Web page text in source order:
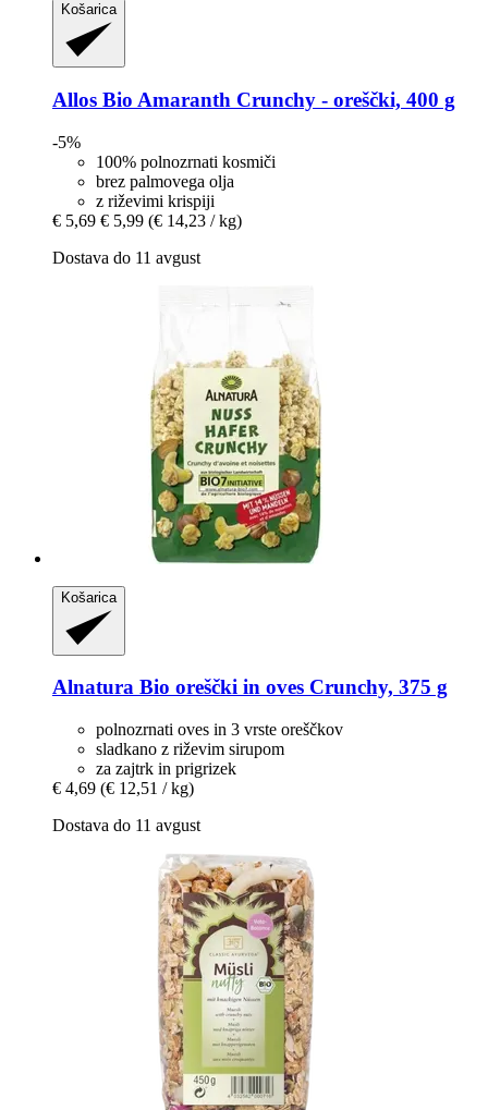
Košarica
Allos Bio Amaranth Crunchy -​ oreščki, 400 g
-5%
100% polnozrnati kosmiči
brez palmovega olja
z riževimi krispiji
€ 5,69 € 5,99 (€ 14,23 / kg)
Dostava do 11 avgust
Košarica
Alnatura Bio oreščki in oves Crunchy, 375 g
polnozrnati oves in 3 vrste oreščkov
sladkano z riževim sirupom
za zajtrk in prigrizek
€ 4,69 (€ 12,51 / kg)
Dostava do 11 avgust